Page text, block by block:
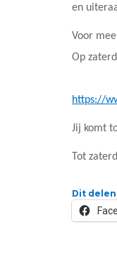
en
Voor
Op
https://
Jij komt
Tot
Dit